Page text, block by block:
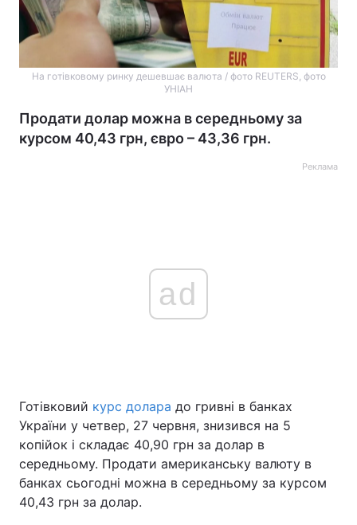
На готівковому ринку дешевшає валюта / фото REUTERS, фото
УНІАН
Продати долар можна в середньому за
курсом 40,43 грн, євро – 43,36 грн.
Реклама
ad
Готівковий курс долара до гривні в банках
України у четвер, 27 червня, знизився на 5
копійок і складає 40,90 грн за долар в
середньому. Продати американську валюту в
банках сьогодні можна в середньому за курсом
40,43 грн за долар.